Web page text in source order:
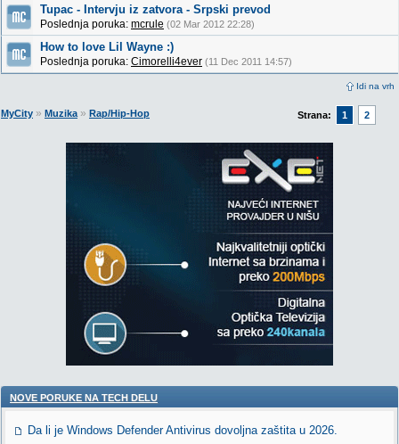
Idi na vrh
Tupac - Intervju iz zatvora - Srpski prevod
Poslednja poruka: mcrule (02 Mar 2012 22:28)
How to love Lil Wayne :)
Poslednja poruka: Cimorelli4ever (11 Dec 2011 14:57)
Strana: 1 2
MyCity » Muzika» Rap/Hip-Hop
NOVE PORUKE NA TECH DELU
Da li je Windows Defender Antivirus dovoljna zaštita u 2026.